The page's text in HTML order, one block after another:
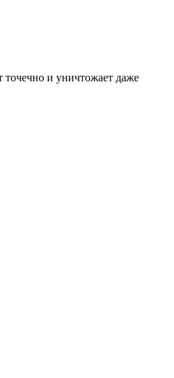
точечно и уничтожает даже